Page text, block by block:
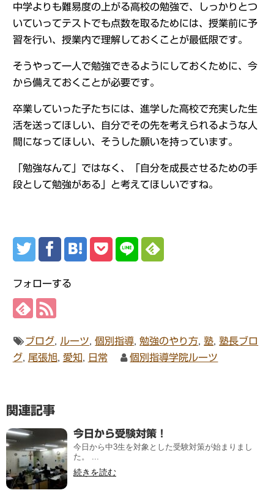
中学よりも難易度の上がる高校の勉強で、しっかりとつ
いていってテストでも点数を取るためには、授業前に予
習を行い、授業内で理解しておくことが最低限です。
そうやって一人で勉強できるようにしておくために、今
から備えておくことが必要です。
卒業していった子たちには、進学した高校で充実した生
活を送ってほしい、自分でその先を考えられるような人
間になってほしい、そうした願いを持っています。
「勉強なんて」ではなく、「自分を成長させるための手
段として勉強がある」と考えてほしいですね。
フォローする
ブログ ルーツ ,個別指導 ,勉強のやり方 ,塾 ,塾長ブロ
グ, 尾張旭, 愛知 日常 個別指導学院ルーツ
関連記事
今日から受験対策！
今日から中3生を対象とした受験対策が始まりまし
た。 ...
続きを読む